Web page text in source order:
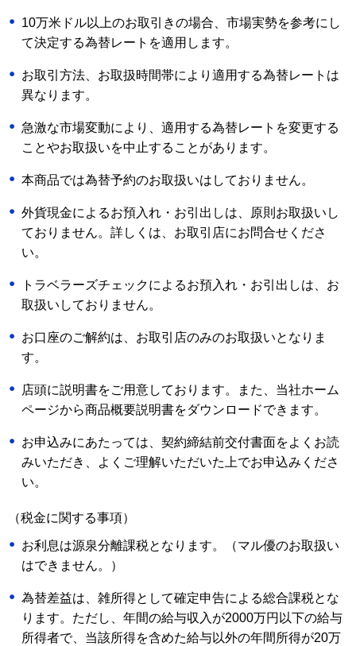
10万米ドル以上のお取引きの場合、市場実勢を参考にし
て決定する為替レートを適用します。
お取引方法、お取扱時間帯により適用する為替レートは
異なります。
急激な市場変動により、適用する為替レートを変更する
ことやお取扱いを中止することがあります。
本商品では為替予約のお取扱いはしておりません。
外貨現金によるお預入れ・お引出しは、原則お取扱いし
ておりません。詳しくは、お取引店にお問合せくださ
い。
トラベラーズチェックによるお預入れ・お引出しは、お
取扱いしておりません。
お口座のご解約は、お取引店のみのお取扱いとなりま
す。
店頭に説明書をご用意しております。また、当社ホーム
ページから商品概要説明書をダウンロードできます。
お申込みにあたっては、契約締結前交付書面をよくお読
みいただき、よくご理解いただいた上でお申込みくださ
い。
（税金に関する事項）
お利息は源泉分離課税となります。（マル優のお取扱い
はできません。）
為替差益は、雑所得として確定申告による総合課税とな
ります。ただし、年間の給与収入が2000万円以下の給与
所得者で、当該所得を含めた給与以外の年間所得が20万